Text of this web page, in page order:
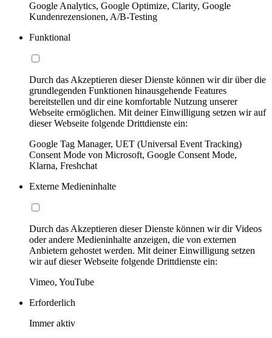
Google Analytics, Google Optimize, Clarity, Google
Kundenrezensionen, A/B-Testing
Funktional
Durch das Akzeptieren dieser Dienste können wir dir über die
grundlegenden Funktionen hinausgehende Features
bereitstellen und dir eine komfortable Nutzung unserer
Webseite ermöglichen. Mit deiner Einwilligung setzen wir auf
dieser Webseite folgende Drittdienste ein:
Google Tag Manager, UET (Universal Event Tracking)
Consent Mode von Microsoft, Google Consent Mode,
Klarna, Freshchat
Externe Medieninhalte
Durch das Akzeptieren dieser Dienste können wir dir Videos
oder andere Medieninhalte anzeigen, die von externen
Anbietern gehostet werden. Mit deiner Einwilligung setzen
wir auf dieser Webseite folgende Drittdienste ein:
Vimeo, YouTube
Erforderlich
Immer aktiv